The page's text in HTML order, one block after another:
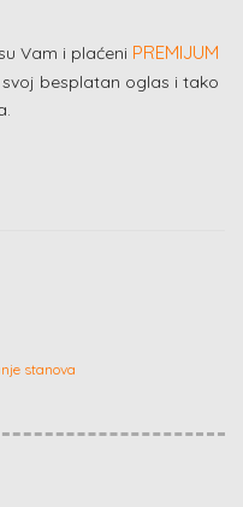
Vam i plaćeni PREMIJUM
besplatan oglas i tako
stanova